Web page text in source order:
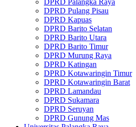
DPRD Palangka Raya
DPRD Pulang Pisau
DPRD Kapuas
DPRD Barito Selatan
DPRD Barito Utara
DPRD Barito Timur
DPRD Murung Raya
DPRD Katingan
DPRD Kotawaringin Timur
DPRD Kotawaringin Barat
DPRD Lamandau
DPRD Sukamara
DPRD Seruyan
DPRD Gunung Mas